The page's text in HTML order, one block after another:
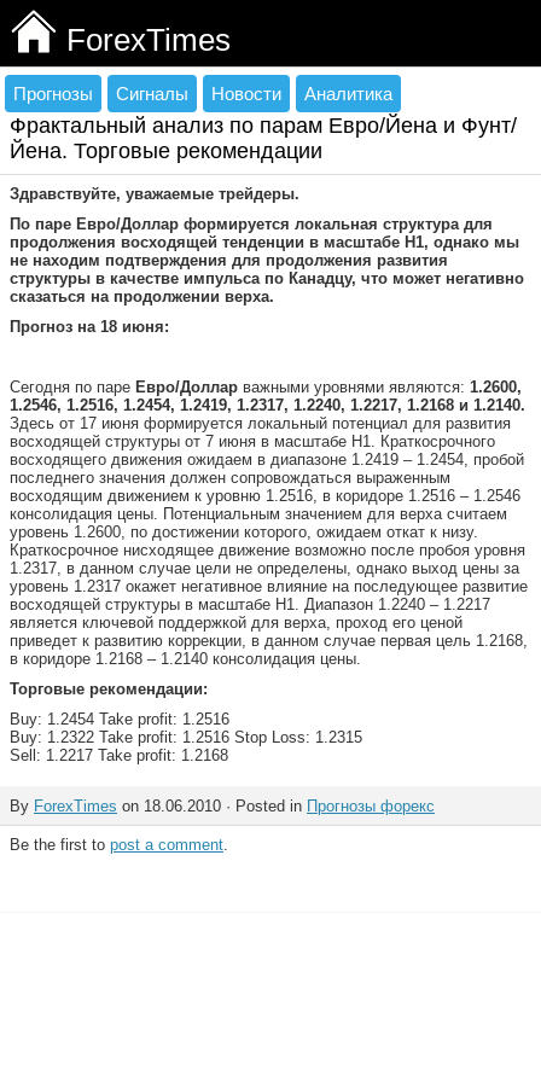
ForexTimes
Прогнозы Сигналы Новости Аналитика
Фрактальный анализ по парам Евро/Йена и Фунт/
Йена. Торговые рекомендации
Здравствуйте, уважаемые трейдеры.
По паре Евро/Доллар формируется локальная структура для
продолжения восходящей тенденции в масштабе Н1, однако мы
не находим подтверждения для продолжения развития
структуры в качестве импульса по Канадцу, что может негативно
сказаться на продолжении верха.
Прогноз на 18 июня:
Сегодня по паре Евро/Доллар важными уровнями являются: 1.2600,
1.2546, 1.2516, 1.2454, 1.2419, 1.2317, 1.2240, 1.2217, 1.2168 и 1.2140.
Здесь от 17 июня формируется локальный потенциал для развития
восходящей структуры от 7 июня в масштабе Н1. Краткосрочного
восходящего движения ожидаем в диапазоне 1.2419 – 1.2454, пробой
последнего значения должен сопровождаться выраженным
восходящим движением к уровню 1.2516, в коридоре 1.2516 – 1.2546
консолидация цены. Потенциальным значением для верха считаем
уровень 1.2600, по достижении которого, ожидаем откат к низу.
Краткосрочное нисходящее движение возможно после пробоя уровня
1.2317, в данном случае цели не определены, однако выход цены за
уровень 1.2317 окажет негативное влияние на последующее развитие
восходящей структуры в масштабе Н1. Диапазон 1.2240 – 1.2217
является ключевой поддержкой для верха, проход его ценой
приведет к развитию коррекции, в данном случае первая цель 1.2168,
в коридоре 1.2168 – 1.2140 консолидация цены.
Торговые рекомендации:
Buy: 1.2454 Take profit: 1.2516
Buy: 1.2322 Take profit: 1.2516 Stop Loss: 1.2315
Sell: 1.2217 Take profit: 1.2168
By ForexTimes on 18.06.2010 · Posted in Прогнозы форекс
Be the first to post a comment.